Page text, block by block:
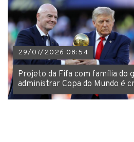
29/07/2026 08:54
Projeto da Fifa com família do
administrar Copa do Mundo é